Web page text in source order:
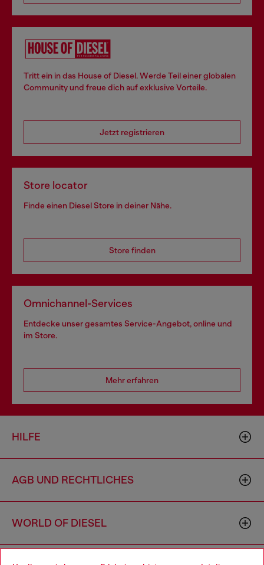
Tritt ein in das House of Diesel. Werde Teil einer globalen
Community und freue dich auf exklusive Vorteile.
Jetzt registrieren
Store locator
Finde einen Diesel Store in deiner Nähe.
Store finden
Omnichannel-Services
Entdecke unser gesamtes Service-Angebot, online und
im Store.
Mehr erfahren
HILFE
AGB UND RECHTLICHES
WORLD OF DIESEL